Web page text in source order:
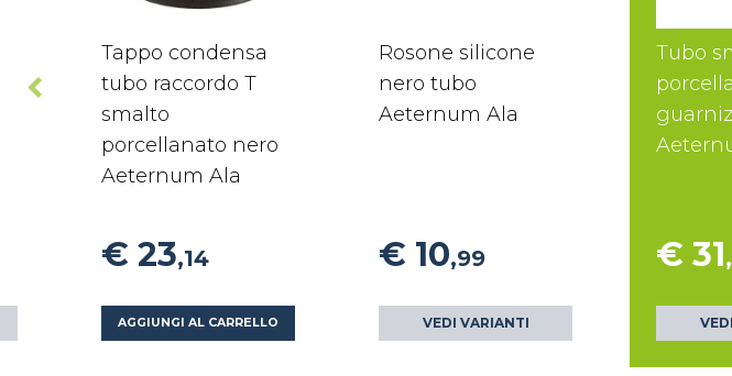
Tappo condensa
tubo raccordo T
smalto
porcellanato nero
Aeternum Ala
€ 23,14
AGGIUNGI AL CARRELLO
Rosone silicone
nero tubo
Aeternum Ala
€ 10,99
VEDI VARIANTI
Tubo
€ 31